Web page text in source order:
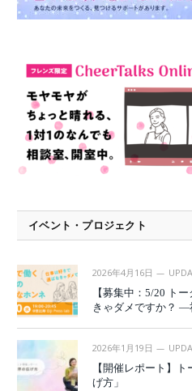
イベント・プロジェクト
2026年4月16日
【募集中：5/20 ト
きゃダメですか？ —
2026年1月19日
【開催レポート】
げ方」